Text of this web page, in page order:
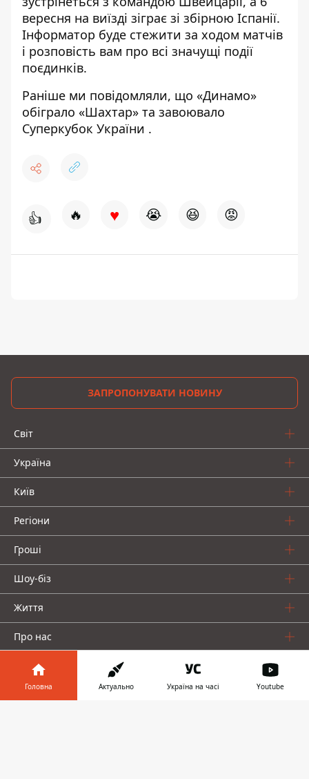
вересня на виїзді зіграє зі збірною Іспанії.
Інформатор буде стежити за ходом матчів
і розповість вам про всі значущі події
поєдинків.
Раніше ми повідомляли, що «Динамо»
обіграло «Шахтар» та завоювало
Суперкубок України .
👍 🔥 ♥ 😭 😆 😡
ЗАПРОПОНУВАТИ НОВИНУ
Світ
Україна
Київ
Регіони
Гроші
Шоу-біз
Життя
Про нас
Головна Актуально Україна на часі Youtube